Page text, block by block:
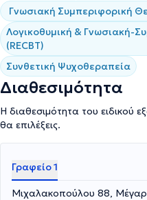
Γνωσιακή Συμπεριφορική
Λογικοθυμική & Γνωσιακή-
(RECBT)
Συνθετική Ψυχοθεραπεία
Διαθεσιμότητα
Η διαθεσιμότητα του ειδικού
θα επιλέξεις.
Γραφείο 1
Μιχαλακοπούλου 88,